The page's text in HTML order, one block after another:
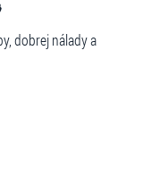
dobrej nálady a